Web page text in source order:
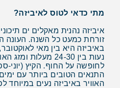
מתי כדאי לטוס לאיביזה?
איביזה נהנית מאקלים ים
זורחת כמעט כל השנה. העונה
באיביזה היא בין מאי
נעות בין 24-30
לחופשה על החוף. הקיץ
התנאים הטובים ביותר עם
האוויר באיביזה נעים במיוחד